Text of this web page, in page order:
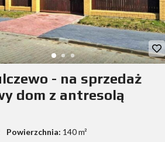
- na sprzedaż
dom z antresolą
Powierzchnia: 140 m²